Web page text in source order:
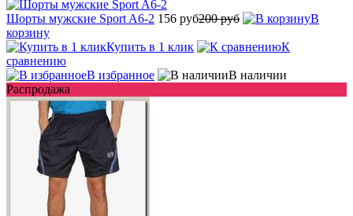
Шорты мужские Sport A6-2 156 руб200 руб
В
корзину
Купить в 1 клик
К
сравнению
В избранное
В наличии
Распродажа